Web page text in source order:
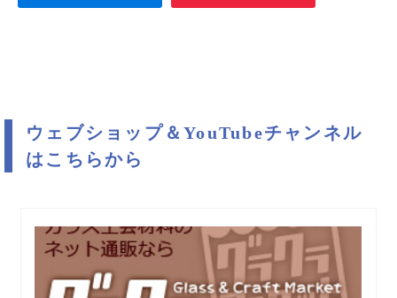
ウェブショップ＆YouTubeチャンネル
はこちらから